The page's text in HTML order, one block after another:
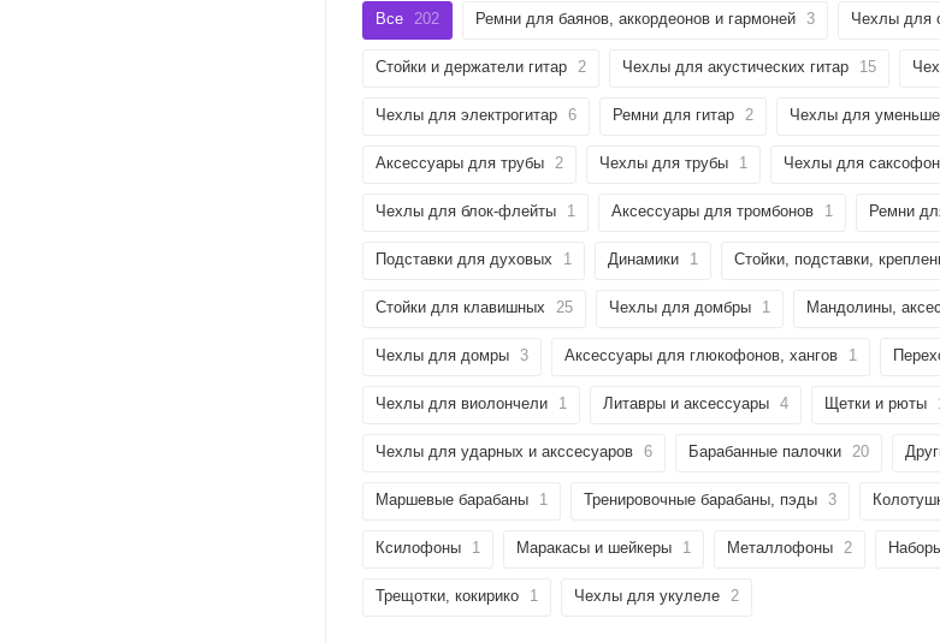
Все 202 Ремни для баянов, аккордеонов и гармоней 3 Чехлы для
Стойки и держатели гитар 2 Чехлы для акустических гитар 15
Чехлы для электрогитар 6 Ремни для гитар 2 Чехлы для
Аксессуары для трубы 2 Чехлы для трубы 1 Чехлы для
Чехлы для блок-флейты 1 Аксессуары для тромбонов 1 Ремни
Подставки для духовых 1 Динамики 1 Стойки, подставки,
Стойки для клавишных 25 Чехлы для домбры 1 Мандолины,
Чехлы для домры 3 Аксессуары для глюкофонов, хангов 1
Чехлы для виолончели 1 Литавры и аксессуары 4 Щетки и рюты
Чехлы для ударных и акссесуаров 6 Барабанные палочки 20
Маршевые барабаны 1 Тренировочные барабаны, пэды 3
Ксилофоны 1 Маракасы и шейкеры 1 Металлофоны 2
Трещотки, кокирико 1 Чехлы для укулеле 2